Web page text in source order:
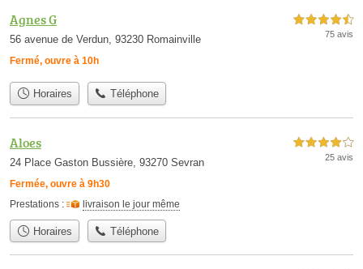
Agnes G
56 avenue de Verdun, 93230 Romainville
Fermé, ouvre à 10h
4,5 étoiles sur 5
75 avis
Horaires Téléphone
Aloes
24 Place Gaston Bussière, 93270 Sevran
Fermée, ouvre à 9h30
4,0 étoiles sur 5
25 avis
Prestations : livraison le jour même
Horaires Téléphone